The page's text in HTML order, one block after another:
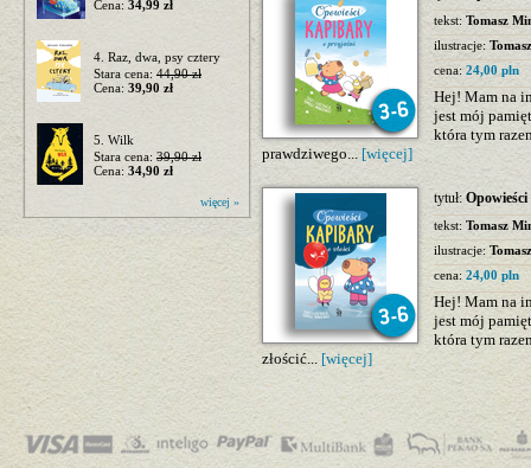
Cena: 34,99 zł
4. Raz, dwa, psy cztery
Stara cena: 44,90 zł
Cena: 39,90 zł
5. Wilk
Stara cena: 39,90 zł
Cena: 34,90 zł
więcej »
tekst: Tomasz
ilustracje:
cena: 24,00 pln
Hej! Mam na
jest mój
która tym
prawdziwego... [więcej]
tytuł: Opowieści
tekst: Tomasz
ilustracje:
cena: 24,00 pln
Hej! Mam na
jest mój
która tym
złościć... [więcej]